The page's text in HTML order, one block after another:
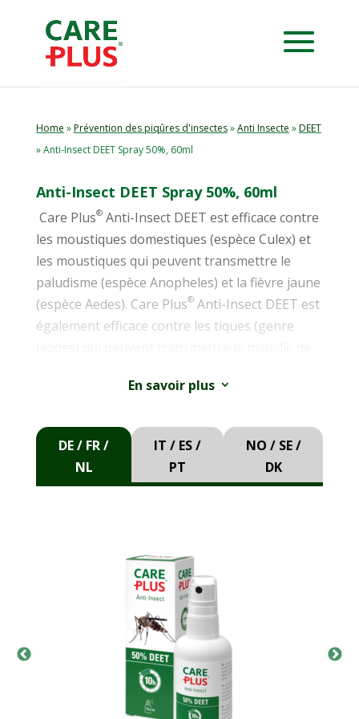
Home »Prévention des piqûres d'insectes»Anti Insecte »DEET
» Anti-Insect DEET Spray 50%, 60ml
Anti-Insect DEET Spray 50%, 60ml
Care Plus®Anti-Insect DEET est efficace contre
les moustiques domestiques (espèce Culex) et
les moustiques qui peuvent transmettre le
paludisme (espèce Anopheles) et la fièvre jaune
(espèce Aedes). Care Plus®Anti-Insect DEET est
également efficace contre les tiques (genre
disponibles à des concentrations de 30 %, 40 %
et 50 %. Le pourcentage détermine la durée
d’efficacité du produit. Quand ilsexplorent leur
environnement, les jeunes enfants mettent des
Insect DEET contiennent unesubstance inodore
et amère appelée Bitrex®. Bitrex® réduit le
risque d’ingestion du produit insectifuge.
DEET est l’acronyme du principe actif N,N-
diethyl-m-toluamide (n° CAS 134-62 -3).
DEET est le plus puissant produit insectifuge
pour la peau, adapté à toutes les destinations,
En savoir plus 3
DE / FR /
NL
IT / ES /
PT
NO / SE /
DK